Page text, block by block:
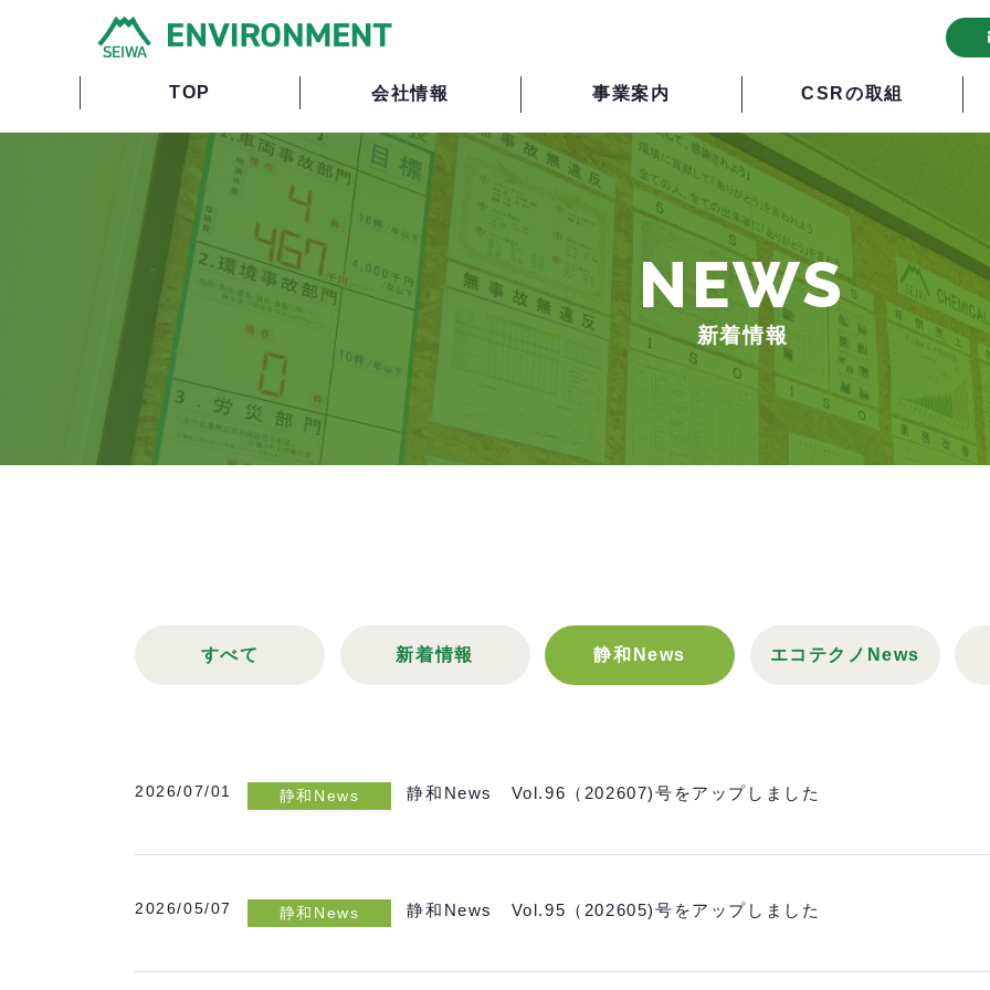
TOP 会社情報 事業案内 CSRの取組
NEWS
新着情報
すべて 新着情報 静和News エコテクノNews
2026/07/01 静和News 静和News Vol.96（202607)号をアップしました
2026/05/07 静和News 静和News Vol.95（202605)号をアップしました